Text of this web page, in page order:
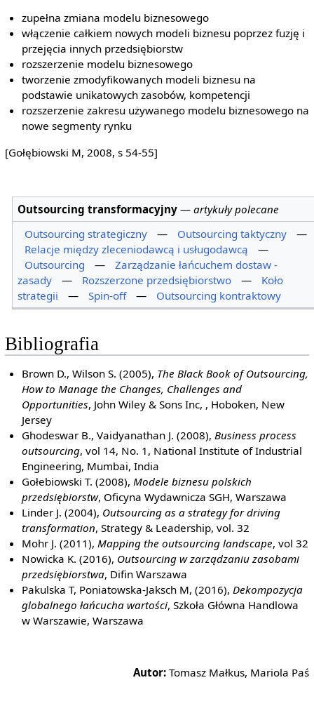
zupełna zmiana modelu biznesowego
włączenie całkiem nowych modeli biznesu poprzez fuzję i
przejęcia innych przedsiębiorstw
rozszerzenie modelu biznesowego
tworzenie zmodyfikowanych modeli biznesu na
podstawie unikatowych zasobów, kompetencji
rozszerzenie zakresu używanego modelu biznesowego na
nowe segmenty rynku
[Gołębiowski M, 2008, s 54-55]
Outsourcing transformacyjny —artykuły polecane
Outsourcing strategiczny
— Outsourcing taktyczny
—
Relacje między zleceniodawcą i usługodawcą
—
Outsourcing
—
Zarządzanie łańcuchem dostaw -
zasady
— Rozszerzone przedsiębiorstwo —
Koło
strategii
— Spin-off — Outsourcing kontraktowy
Bibliografia
Brown D., Wilson S. (2005), The Black Book of Outsourcing,
How to Manage the Changes, Challenges and
Opportunities, John Wiley & Sons Inc, , Hoboken, New
Jersey
Ghodeswar B., Vaidyanathan J. (2008), Business process
outsourcing, vol 14, No. 1, National Institute of Industrial
Engineering, Mumbai, India
Gołebiowski T. (2008), Modele biznesu polskich
przedsiębiorstw, Oficyna Wydawnicza SGH, Warszawa
Linder J. (2004), Outsourcing as a strategy for driving
transformation, Strategy & Leadership, vol. 32
Mohr J. (2011), Mapping the outsourcing landscape, vol 32
Nowicka K. (2016), Outsourcing w zarządzaniu zasobami
przedsiębiorstwa, Difin Warszawa
Pakulska T, Poniatowska-Jaksch M, (2016), Dekompozycja
globalnego łańcucha wartości, Szkoła Główna Handlowa
w Warszawie, Warszawa
Autor: Tomasz Małkus, Mariola Paś